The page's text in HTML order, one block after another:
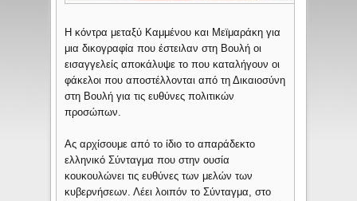
Η κόντρα μεταξύ Καμμένου και Μεϊμαράκη για
μια δικογραφία που έστειλαν στη Βουλή οι
εισαγγελείς αποκάλυψε το που καταλήγουν οι
φάκελοι που αποστέλλονται από τη Δικαιοσύνη
στη Βουλή για τις ευθύνες πολιτικών
προσώπων.
Ας αρχίσουμε από το ίδιο το απαράδεκτο
ελληνικό Σύνταγμα που στην ουσία
κουκουλώνει τις ευθύνες των μελών των
κυβερνήσεων. Λέει λοιπόν το Σύνταγμα, στο